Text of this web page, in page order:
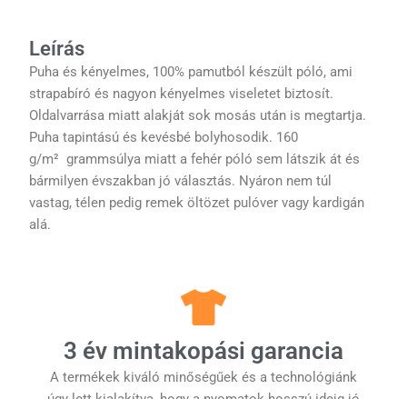
Leírás
Puha és kényelmes, 100% pamutból készült póló, ami
strapabíró és nagyon kényelmes viseletet biztosít.
Oldalvarrása miatt alakját sok mosás után is megtartja.
Puha tapintású és kevésbé bolyhosodik. 160
g/m² grammsúlya miatt a fehér póló sem látszik át és
bármilyen évszakban jó választás. Nyáron nem túl
vastag, télen pedig remek öltözet pulóver vagy kardigán
alá.
3 év mintakopási garancia
A termékek kiváló minőségűek és a technológiánk